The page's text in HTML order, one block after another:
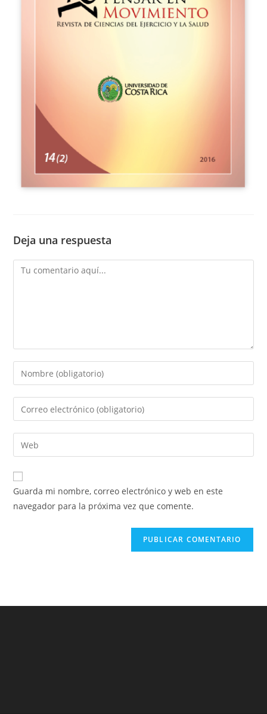
Deja una respuesta
Guarda mi nombre, correo electrónico y web en este
navegador para la próxima vez que comente.